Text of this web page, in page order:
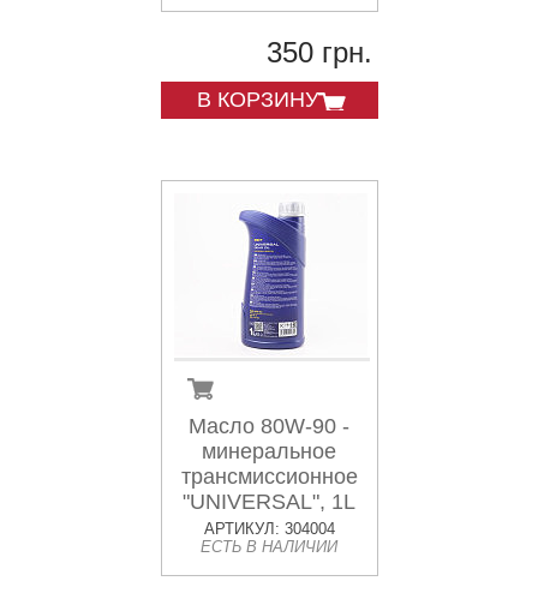
350 грн.
В КОРЗИНУ
Масло 80W-90 -
минеральное
трансмиссионное
"UNIVERSAL", 1L
АРТИКУЛ: 304004
ЕСТЬ В НАЛИЧИИ